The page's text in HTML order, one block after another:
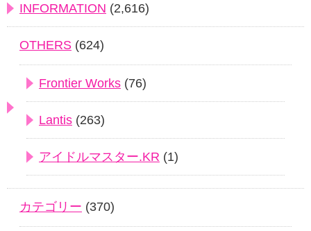
INFORMATION (2,616)
OTHERS (624)
Frontier Works (76)
Lantis (263)
アイドルマスター.KR (1)
カテゴリー (370)